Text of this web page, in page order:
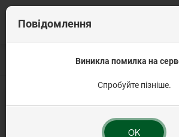
Цукрові прикраси Цукрові квіти для
Повідомлення
Виникла помилка на
Спробуйте пізніше.
OK